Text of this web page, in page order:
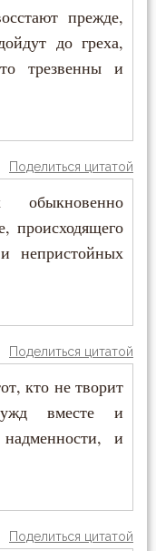
прежде,
до греха,
трезвенны и
Поделиться цитатой
происходящего
непристойных
Поделиться цитатой
кто не творит
вместе и
и
Поделиться цитатой